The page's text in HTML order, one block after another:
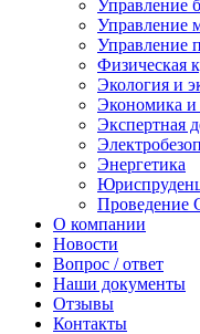
Управление
Управление
Управление
Физическая
Экология и
Экономика
Экспертная
Энергетика
О компании
Новости
Вопрос / ответ
Наши документы
Отзывы
Контакты